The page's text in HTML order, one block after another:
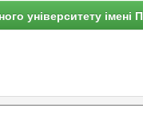
університету